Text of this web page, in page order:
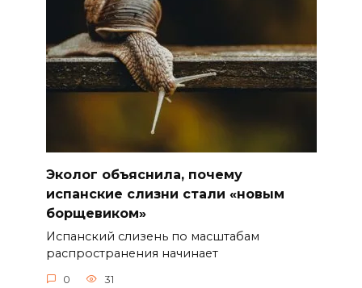
Эколог объяснила, почему
испанские слизни стали «новым
борщевиком»
Испанский слизень по масштабам
распространения начинает
0 31